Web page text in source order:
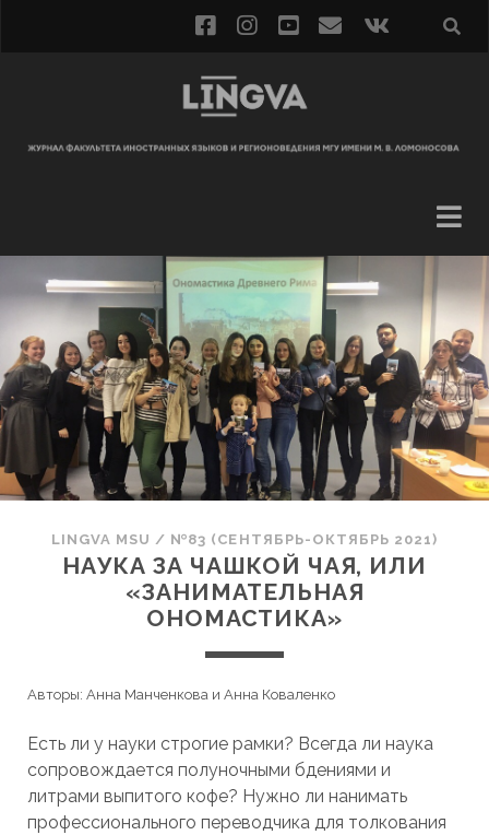
LINGVA MSU / №83 (СЕНТЯБРЬ-ОКТЯБРЬ 2021)
НАУКА ЗА ЧАШКОЙ ЧАЯ, ИЛИ
«ЗАНИМАТЕЛЬНАЯ
ОНОМАСТИКА»
Авторы: Анна Манченкова и Анна Коваленко
Есть ли у науки строгие рамки? Всегда ли наука
сопровождается полуночными бдениями и
литрами выпитого кофе? Нужно ли нанимать
профессионального переводчика для толкования